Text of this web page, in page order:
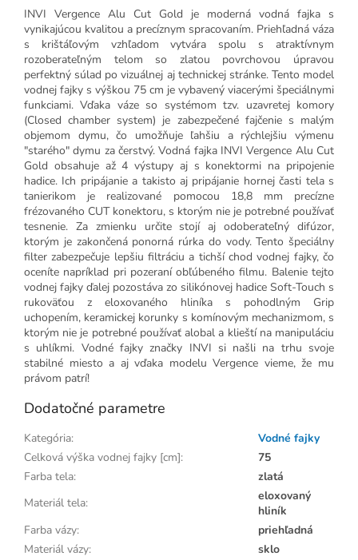
INVI Vergence Alu Cut Gold je moderná vodná fajka s
vynikajúcou kvalitou a precíznym spracovaním. Priehľadná váza
s krištáľovým vzhľadom vytvára spolu s atraktívnym
rozoberateľným telom so zlatou povrchovou úpravou
perfektný súlad po vizuálnej aj technickej stránke. Tento model
vodnej fajky s výškou 75 cm je vybavený viacerými špeciálnymi
funkciami. Vďaka váze so systémom tzv. uzavretej komory
(Closed chamber system) je zabezpečené fajčenie s malým
objemom dymu, čo umožňuje ľahšiu a rýchlejšiu výmenu
"starého" dymu za čerstvý. Vodná fajka INVI Vergence Alu Cut
Gold obsahuje až 4 výstupy aj s konektormi na pripojenie
hadice. Ich pripájanie a takisto aj pripájanie hornej časti tela s
tanierikom je realizované pomocou 18,8 mm precízne
frézovaného CUT konektoru, s ktorým nie je potrebné používať
tesnenie. Za zmienku určite stojí aj odoberateľný difúzor,
ktorým je zakončená ponorná rúrka do vody. Tento špeciálny
filter zabezpečuje lepšiu filtráciu a tichší chod vodnej fajky, čo
oceníte napríklad pri pozeraní obľúbeného filmu. Balenie tejto
vodnej fajky ďalej pozostáva zo silikónovej hadice Soft-Touch s
rukoväťou z eloxovaného hliníka s pohodlným Grip
uchopením, keramickej korunky s komínovým mechanizmom, s
ktorým nie je potrebné používať alobal a klieští na manipuláciu
s uhlíkmi. Vodné fajky značky INVI si našli na trhu svoje
stabilné miesto a aj vďaka modelu Vergence vieme, že mu
právom patrí!
Dodatočné parametre
Kategória:
Vodné fajky
Celková výška vodnej fajky [cm]:
75
Farba tela:
zlatá
Materiál tela:
eloxovaný
hliník
Farba vázy:
priehľadná
Materiál vázy:
sklo